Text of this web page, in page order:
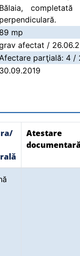
Bălaia,
perpendiculară.
89 mp
afectat /
parţială: 4 /
30.09.2019
Atestare